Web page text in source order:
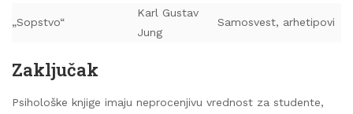
„Sopstvo“
Karl Gustav
Jung
Samosvest, arhetipovi
Zaključak
Psihološke knjige imaju neprocenjivu vrednost za studente,